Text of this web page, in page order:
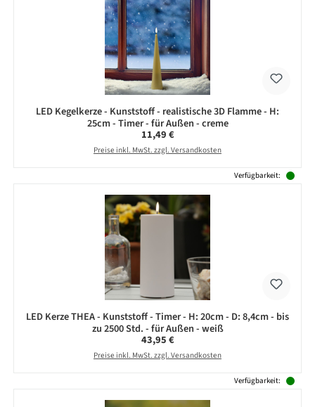
LED Kegelkerze - Kunststoff - realistische 3D Flamme - H:
25cm - Timer - für Außen - creme
Regulärer Preis:
11,49 €
Preise inkl. MwSt. zzgl. Versandkosten
Verfügbarkeit:
LED Kerze THEA - Kunststoff - Timer - H: 20cm - D: 8,4cm - bis
zu 2500 Std. - für Außen - weiß
Regulärer Preis:
43,95 €
Preise inkl. MwSt. zzgl. Versandkosten
Verfügbarkeit: